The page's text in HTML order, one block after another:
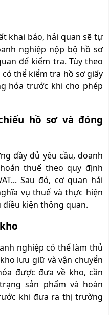
khai báo, hải quan sẽ tự
nghiệp nộp bộ hồ sơ
để kiểm tra. Tùy theo
thể kiểm tra hồ sơ giấy
hóa trước khi cho phép
hồ sơ và đóng
đầy đủ yêu cầu, doanh
thuế theo quy định
Sau đó, cơ quan hải
vụ thuế và thực hiện
kiện thông quan.
nghiệp có thể làm thủ
lưu giữ và vận chuyển
được đưa về kho, cần
sản phẩm và hoàn
khi đưa ra thị trường